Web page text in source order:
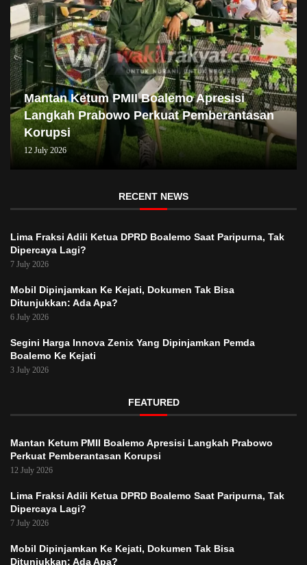
Mantan Ketum PMII Boalemo Apresisi
Langkah Prabowo Perkuat Pemberantasan
Korupsi
12 July 2026
RECENT NEWS
Lima Fraksi Adili Ketua DPRD Boalemo Saat Paripurna, Tak
Dipercaya Lagi?
7 July 2026
Mobil Dipinjamkan Ke Kejati, Dokumen Tak Bisa
Ditunjukkan: Ada Apa?
6 July 2026
Segini Harga Innova Zenix Yang Dipinjamkan Pemda
Boalemo Ke Kejati
3 July 2026
FEATURED
Mantan Ketum PMII Boalemo Apresisi Langkah Prabowo
Perkuat Pemberantasan Korupsi
12 July 2026
Lima Fraksi Adili Ketua DPRD Boalemo Saat Paripurna, Tak
Dipercaya Lagi?
7 July 2026
Mobil Dipinjamkan Ke Kejati, Dokumen Tak Bisa
Ditunjukkan: Ada Apa?